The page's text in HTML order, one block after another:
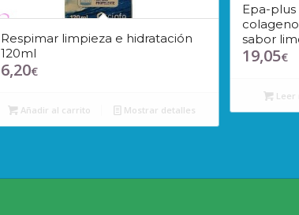
Respimar limpieza e hidratación
120ml
6,20€
Añadir al carrito Mostrar detalles
Epa-plus
sabor
19,05€
Leer